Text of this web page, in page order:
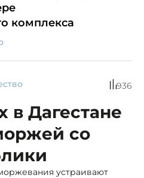
комплекса
936
в Дагестане
со
устраивают